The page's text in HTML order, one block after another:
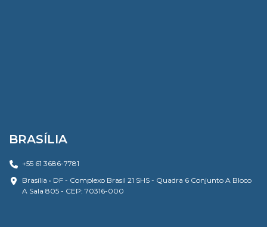
BRASÍLIA
+55 61 3686-7781
Brasília • DF - Complexo Brasil 21 SHS - Quadra 6 Conjunto A Bloco
A Sala 805 - CEP: 70316-000